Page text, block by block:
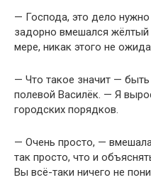
— Господа, это дело
задорно вмешался
мере, никак этого не
— Что такое значит —
полевой Василёк. — Я
городских порядков.
— Очень просто, —
так просто, что и
Вы всё-таки ничего не